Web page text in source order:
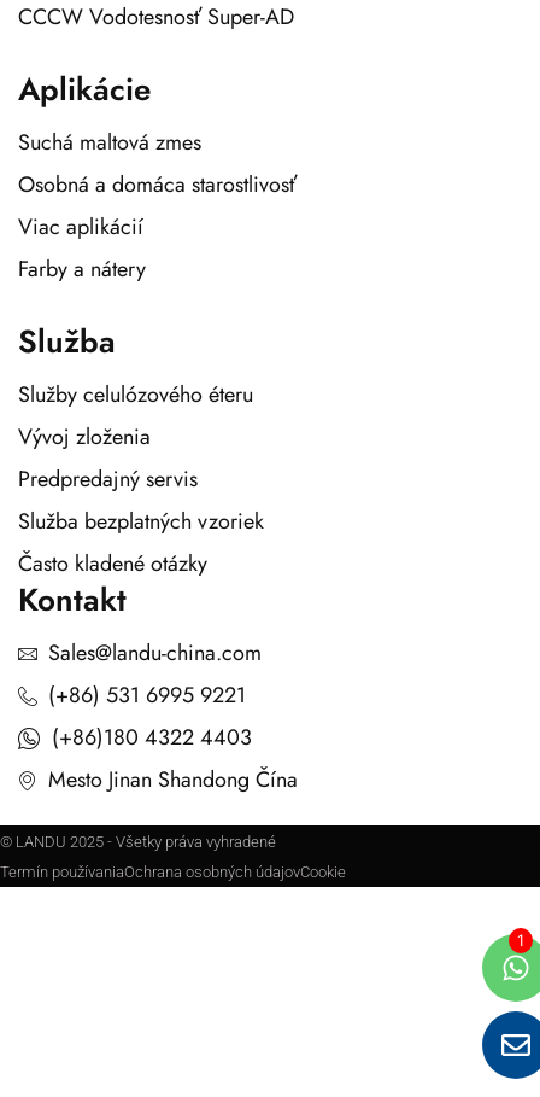
CCCW Vodotesnosť Super-AD
Aplikácie
Suchá maltová zmes
Osobná a domáca starostlivosť
Viac aplikácií
Farby a nátery
Služba
Služby celulózového éteru
Vývoj zloženia
Predpredajný servis
Služba bezplatných vzoriek
Často kladené otázky
Kontakt
Sales@landu-china.com
(+86) 531 6995 9221
(+86)180 4322 4403
Mesto Jinan Shandong Čína
© LANDU 2025 - Všetky práva vyhradené
Termín používaniaOchrana osobných údajovCookie